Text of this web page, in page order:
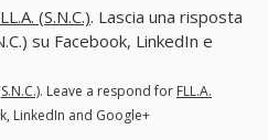
(S.N.C.). Lascia una risposta
su Facebook, LinkedIn e
. Leave a respond for FLL.A.
LinkedIn and Google+